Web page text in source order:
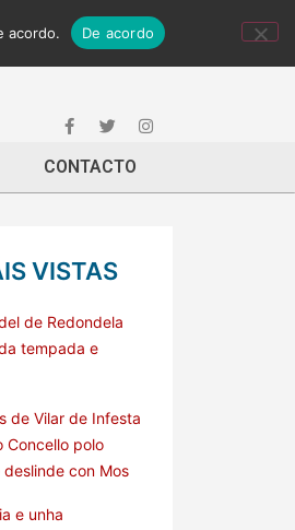
CONTACTO
VISTAS
de Redondela
tempada e
de Vilar de Infesta
Concello polo
con Mos
e unha
acordo. De acordo